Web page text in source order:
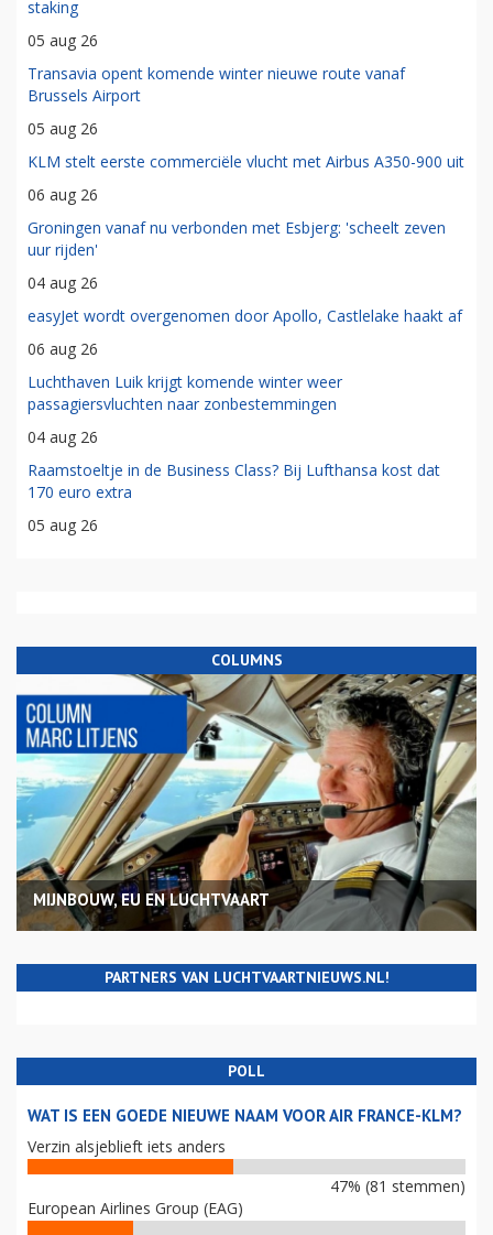
staking
05 aug 26
Transavia opent komende winter nieuwe route vanaf
Brussels Airport
05 aug 26
KLM stelt eerste commerciële vlucht met Airbus A350-900 uit
06 aug 26
Groningen vanaf nu verbonden met Esbjerg: 'scheelt zeven
uur rijden'
04 aug 26
easyJet wordt overgenomen door Apollo, Castlelake haakt af
06 aug 26
Luchthaven Luik krijgt komende winter weer
passagiersvluchten naar zonbestemmingen
04 aug 26
Raamstoeltje in de Business Class? Bij Lufthansa kost dat
170 euro extra
05 aug 26
COLUMNS
MIJNBOUW, EU EN LUCHTVAART
PARTNERS VAN LUCHTVAARTNIEUWS.NL!
POLL
WAT IS EEN GOEDE NIEUWE NAAM VOOR AIR FRANCE-KLM?
Verzin alsjeblieft iets anders
47% (81 stemmen)
European Airlines Group (EAG)